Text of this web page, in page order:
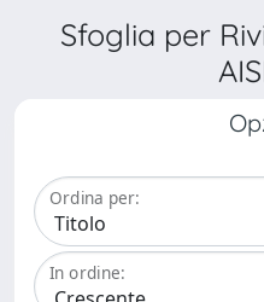
Sfoglia per
Ordina per:
In ordine: